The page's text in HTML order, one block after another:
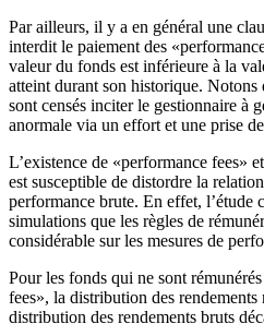
Par ailleurs, il y a en général une
interdit le paiement des
valeur du fonds est inférieure à la
atteint durant son historique. Notons
sont censés inciter le gestionnaire à
anormale via un effort et une prise
L’existence de «performance fees»
est susceptible de distordre la
performance brute. En effet, l’étude
simulations que les règles de
considérable sur les mesures de
Pour les fonds qui ne sont
fees», la distribution des rendements
distribution des rendements bruts